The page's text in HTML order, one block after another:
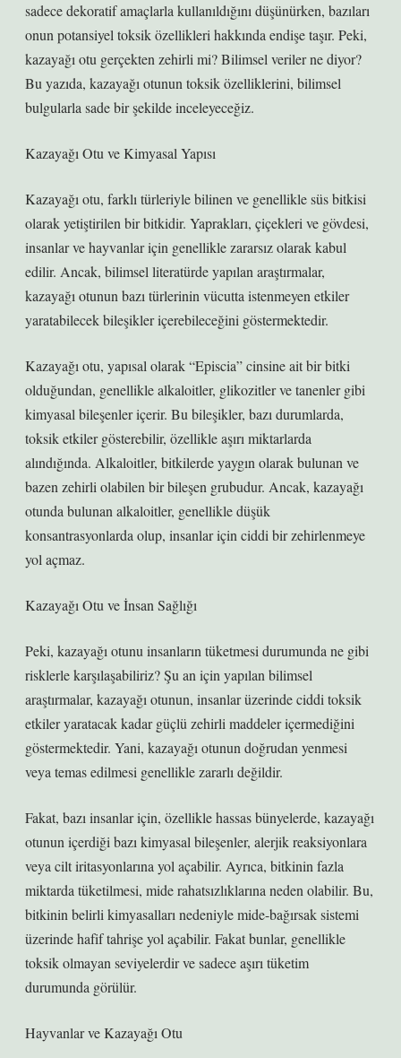
sadece dekoratif amaçlarla kullanıldığını düşünürken, bazıları
onun potansiyel toksik özellikleri hakkında endişe taşır. Peki,
kazayağı otu gerçekten zehirli mi? Bilimsel veriler ne diyor?
Bu yazıda, kazayağı otunun toksik özelliklerini, bilimsel
bulgularla sade bir şekilde inceleyeceğiz.
Kazayağı Otu ve Kimyasal Yapısı
Kazayağı otu, farklı türleriyle bilinen ve genellikle süs bitkisi
olarak yetiştirilen bir bitkidir. Yaprakları, çiçekleri ve gövdesi,
insanlar ve hayvanlar için genellikle zararsız olarak kabul
edilir. Ancak, bilimsel literatürde yapılan araştırmalar,
kazayağı otunun bazı türlerinin vücutta istenmeyen etkiler
yaratabilecek bileşikler içerebileceğini göstermektedir.
Kazayağı otu, yapısal olarak “Episcia” cinsine ait bir bitki
olduğundan, genellikle alkaloitler, glikozitler ve tanenler gibi
kimyasal bileşenler içerir. Bu bileşikler, bazı durumlarda,
toksik etkiler gösterebilir, özellikle aşırı miktarlarda
alındığında. Alkaloitler, bitkilerde yaygın olarak bulunan ve
bazen zehirli olabilen bir bileşen grubudur. Ancak, kazayağı
otunda bulunan alkaloitler, genellikle düşük
konsantrasyonlarda olup, insanlar için ciddi bir zehirlenmeye
yol açmaz.
Kazayağı Otu ve İnsan Sağlığı
Peki, kazayağı otunu insanların tüketmesi durumunda ne gibi
risklerle karşılaşabiliriz? Şu an için yapılan bilimsel
araştırmalar, kazayağı otunun, insanlar üzerinde ciddi toksik
etkiler yaratacak kadar güçlü zehirli maddeler içermediğini
göstermektedir. Yani, kazayağı otunun doğrudan yenmesi
veya temas edilmesi genellikle zararlı değildir.
Fakat, bazı insanlar için, özellikle hassas bünyelerde, kazayağı
otunun içerdiği bazı kimyasal bileşenler, alerjik reaksiyonlara
veya cilt iritasyonlarına yol açabilir. Ayrıca, bitkinin fazla
miktarda tüketilmesi, mide rahatsızlıklarına neden olabilir. Bu,
bitkinin belirli kimyasalları nedeniyle mide-bağırsak sistemi
üzerinde hafif tahrişe yol açabilir. Fakat bunlar, genellikle
toksik olmayan seviyelerdir ve sadece aşırı tüketim
durumunda görülür.
Hayvanlar ve Kazayağı Otu